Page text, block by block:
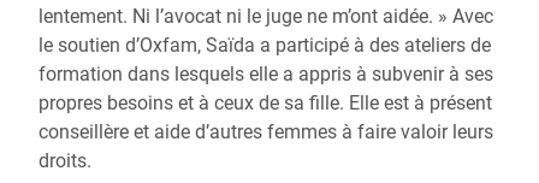
lentement. Ni l’avocat ni le juge ne m’ont aidée. » Avec
le soutien d’Oxfam, Saïda a participé à des ateliers de
formation dans lesquels elle a appris à subvenir à ses
propres besoins et à ceux de sa fille. Elle est à présent
conseillère et aide d’autres femmes à faire valoir leurs
droits.